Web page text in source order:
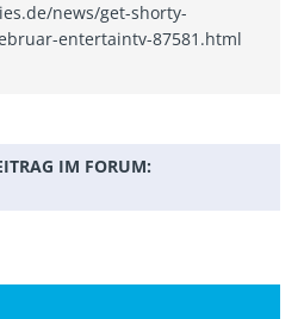
news/get-shorty-
entertaintv-87581.html
IM FORUM: